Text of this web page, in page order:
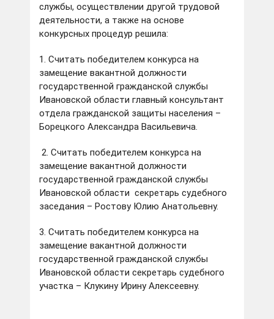
службы, осуществлении другой трудовой
деятельности, а также на основе
конкурсных процедур решила:
1. Считать победителем конкурса на
замещение вакантной должности
государственной гражданской службы
Ивановской области главный консультант
отдела гражданской защиты населения –
Борецкого Александра Васильевича.
2. Считать победителем конкурса на
замещение вакантной должности
государственной гражданской службы
Ивановской области секретарь судебного
заседания – Ростову Юлию Анатольевну.
3. Считать победителем конкурса на
замещение вакантной должности
государственной гражданской службы
Ивановской области секретарь судебного
участка – Клукину Ирину Алексеевну.